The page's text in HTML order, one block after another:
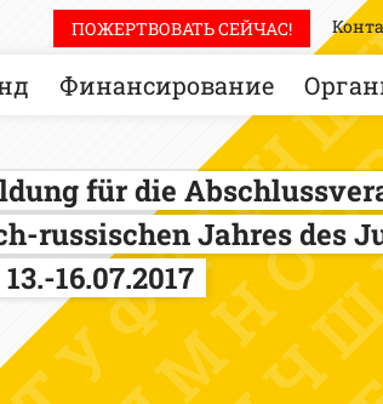
Финансирование
ПОЖЕРТВОВАТЬ СЕЙЧАС!
für die
russischen Jahres des
16.07.2017